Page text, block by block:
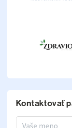
Kontaktovať
Meno a